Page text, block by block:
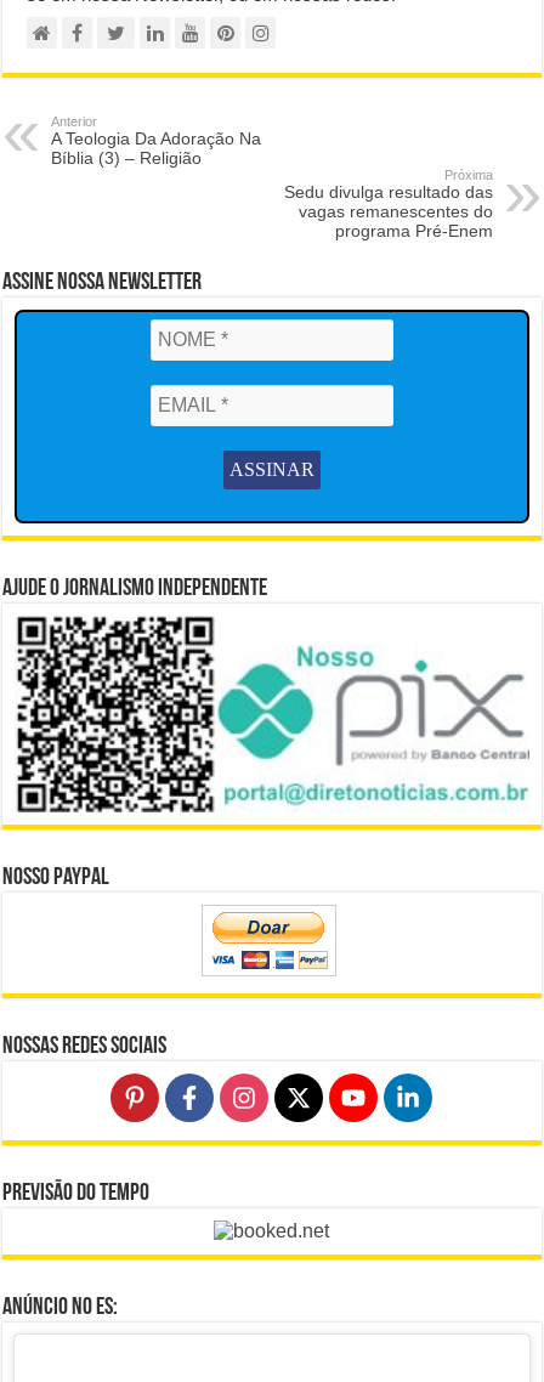
Anterior
A Teologia Da Adoração Na
Bíblia (3) – Religião
Próxima
Sedu divulga resultado das
vagas remanescentes do
programa Pré-Enem
Assine Nossa Newsletter
Ajude o Jornalismo Independente
Nosso Paypal
Nossas Redes Sociais
Previsão do Tempo
Anúncio no ES: